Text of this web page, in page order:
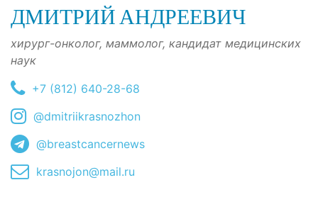
ДМИТРИЙ АНДРЕЕВИЧ
хирург-онколог, маммолог, кандидат медицинских
наук
+7 (812) 640-28-68
@dmitriikrasnozhon
@breastcancernews
krasnojon@mail.ru